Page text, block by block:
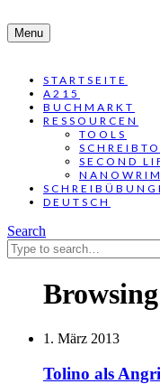
Menu
STARTSEITE
A215
BUCHMARKT
RESSOURCEN
TOOLS
SECOND
DEUTSCH
Search
Search
for:
1. März 2013
Tolino als